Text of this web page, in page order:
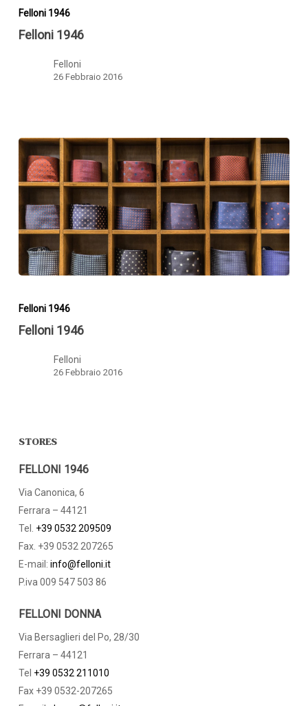
1946
Felloni 1946
Felloni 1946
Felloni
26 Febbraio 2016
1946
Felloni 1946
Felloni 1946
Felloni
26 Febbraio 2016
STORES
FELLONI 1946
Via Canonica, 6
Ferrara – 44121
Tel. +39 0532 209509
Fax. +39 0532 207265
E-mail: info@felloni.it
P.iva 009 547 503 86
FELLONI DONNA
Via Bersaglieri del Po, 28/30
Ferrara – 44121
Tel +39 0532 211010
Fax +39 0532-207265